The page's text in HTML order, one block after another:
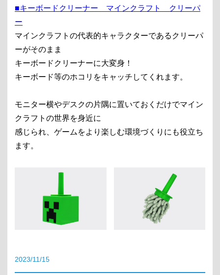
■キーボードクリーナー マインクラフト クリーパ
ー
マインクラフトの代表的キャラクターであるクリーパ
ーがそのまま
キーボードクリーナーに大変身！
キーボード等のホコリをキャッチしてくれます。
モニター横やデスクの片隅に置いておくだけでマイン
クラフトの世界を身近に
感じられ、ゲームをより楽しむ環境づくりにも役立ち
ます。
2023/11/15